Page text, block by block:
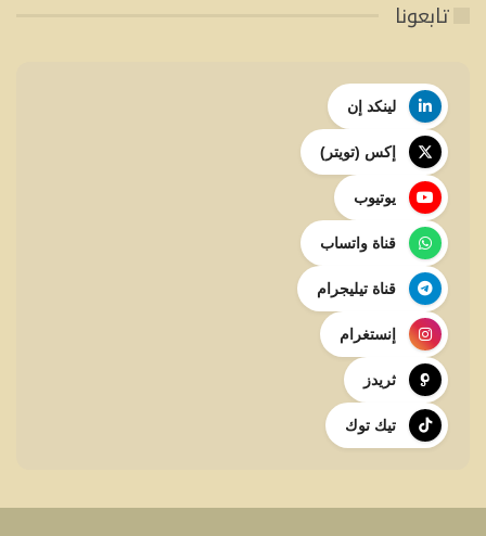
تابعونا
لينكد إن
إكس (تويتر)
يوتيوب
قناة واتساب
قناة تيليجرام
إنستغرام
ثريدز
تيك توك